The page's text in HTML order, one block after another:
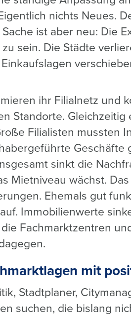
nichts Neues.
ist aber neu: Die
sein. Die Städte
ihr Filialnetz und
Standorte.
Filialisten mussten
Geschäfte
sinkt die
Mietniveau wächst.
Ehemals gut
Immobilienwerte
Fachmarktzentren
mit
Stadtplaner,
suchen, die bislang